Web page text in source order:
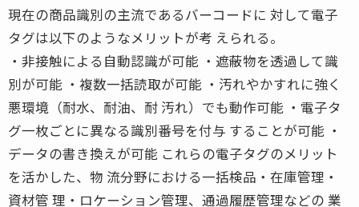
現在の商品識別の主流であるバーコードに 対して電子
タグは以下のようなメリットが考 えられる。
・非接触による自動認識が可能 ・遮蔽物を透過して識
別が可能 ・複数一括読取が可能 ・汚れやかすれに強く
悪環境（耐水、耐油、耐 汚れ）でも動作可能 ・電子タ
グ一枚ごとに異なる識別番号を付与 することが可能 ・
データの書き換えが可能 これらの電子タグのメリット
を活かした、物 流分野における一括検品・在庫管理・
資材管 理・ロケーション管理、通過履歴管理などの 業